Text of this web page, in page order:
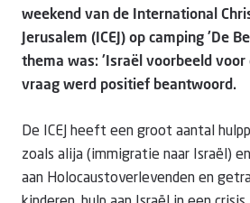
weekend van de International
Jerusalem (ICEJ) op camping 'De
thema was: 'Israël voorbeeld voor
vraag werd positief beantwoord.
De ICEJ heeft een groot aantal
zoals alija (immigratie naar Israël)
aan Holocaustoverlevenden en